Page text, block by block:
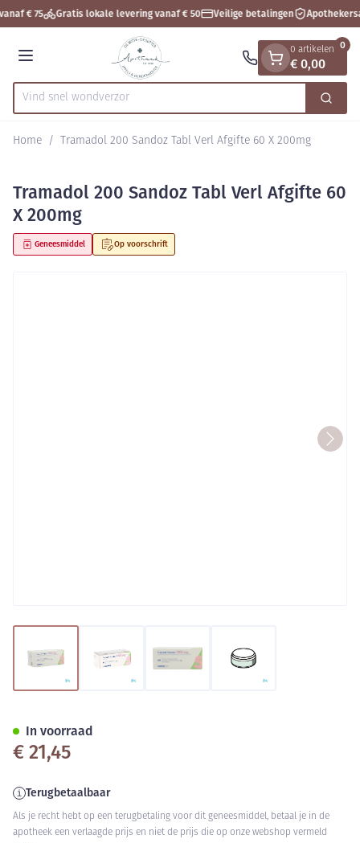
Ga naar de inhoud
1 van 1
€ 75 Gratis lokale levering vanaf € 50 Veilige betalingen
Menu
Product, merk, categorie...
Vind snel Zoek
0 artikelen
€ 0,00
0
Home / Tramadol 200 Sandoz Tabl Verl Afgifte 60 X 200mg
Tramadol 200 Sandoz Tabl Verl Afgifte 60
X 200mg
Op voorschrift
Geneesmiddel
€ 21,45
Terugbetaalbaar
Als je recht hebt op een terugbetaling voor dit geneesmiddel, betaal je in de
apotheek een verlaagde prijs en niet de prijs die op onze webshop vermeld
In voorraad